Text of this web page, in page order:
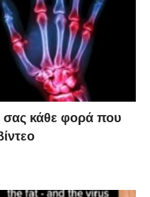
σας κάθε φορά που